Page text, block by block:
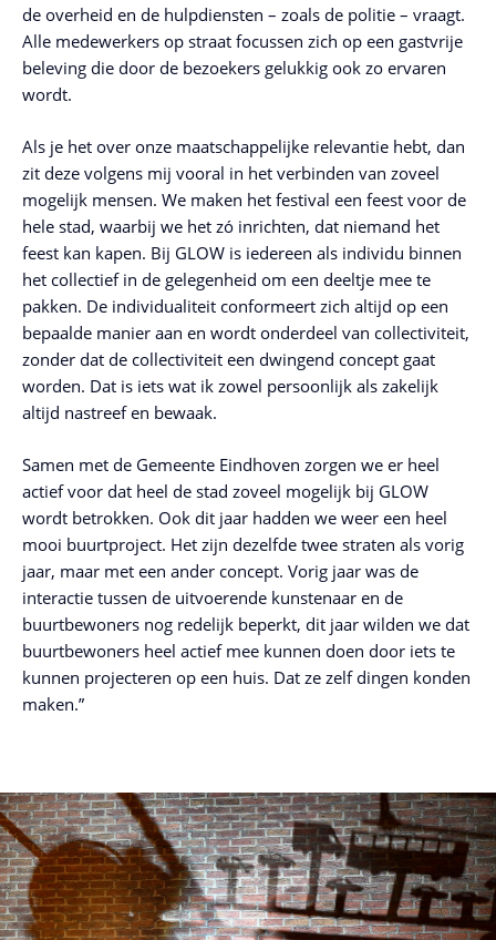
de overheid en de hulpdiensten – zoals de politie – vraagt.
Alle medewerkers op straat focussen zich op een gastvrije
beleving die door de bezoekers gelukkig ook zo ervaren
wordt.
Als je het over onze maatschappelijke relevantie hebt, dan
zit deze volgens mij vooral in het verbinden van zoveel
mogelijk mensen. We maken het festival een feest voor de
hele stad, waarbij we het zó inrichten, dat niemand het
feest kan kapen. Bij GLOW is iedereen als individu binnen
het collectief in de gelegenheid om een deeltje mee te
pakken. De individualiteit conformeert zich altijd op een
bepaalde manier aan en wordt onderdeel van collectiviteit,
zonder dat de collectiviteit een dwingend concept gaat
worden. Dat is iets wat ik zowel persoonlijk als zakelijk
altijd nastreef en bewaak.
Samen met de Gemeente Eindhoven zorgen we er heel
actief voor dat heel de stad zoveel mogelijk bij GLOW
wordt betrokken. Ook dit jaar hadden we weer een heel
mooi buurtproject. Het zijn dezelfde twee straten als vorig
jaar, maar met een ander concept. Vorig jaar was de
interactie tussen de uitvoerende kunstenaar en de
buurtbewoners nog redelijk beperkt, dit jaar wilden we dat
buurtbewoners heel actief mee kunnen doen door iets te
kunnen projecteren op een huis. Dat ze zelf dingen konden
maken.”